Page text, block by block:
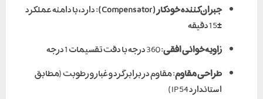
جبران‌کننده خودکار (Compensator):
دارد، با دامنه عملکرد
±15 دقیقه
زاویه‌خوانی افقی:
طراحی مقاوم:مقاوم در برابر گرد و غبار و رطوبت (مطابق
استاندارد IP54)